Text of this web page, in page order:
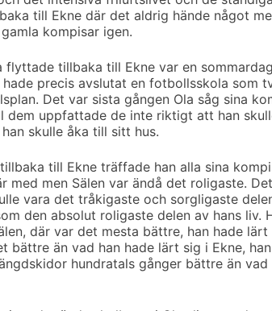
till Ekne där det aldrig hände något
kompisar igen.
flyttade tillbaka till Ekne var en
precis avslutat en fotbollsskola som
Det var sista gången Ola såg sina
dem uppfattade de inte riktigt att han
skulle åka till sitt hus.
till Ekne träffade han alla sina
med men Sälen var ändå det roligaste.
vara det tråkigaste och sorgligaste
den absolut roligaste delen av hans liv.
där var det mesta bättre, han hade
bättre än vad han hade lärt sig i Ekne,
hundratals gånger bättre än vad